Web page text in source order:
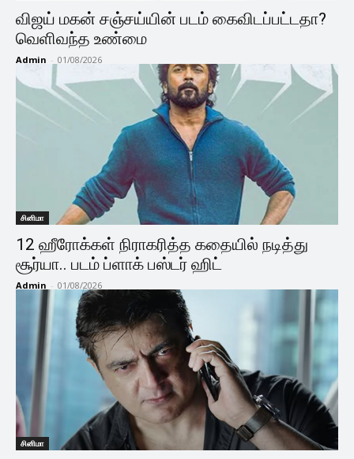
விஜய் மகன் சஞ்சய்யின் படம் கைவிடப்பட்டதா?
வெளிவந்த உண்மை
Admin - 01/08/2026
சினிமா
12 ஹீரோக்கள் நிராகரித்த கதையில் நடித்து
சூர்யா.. படம் ப்ளாக் பஸ்டர் ஹிட்
Admin - 01/08/2026
சினிமா